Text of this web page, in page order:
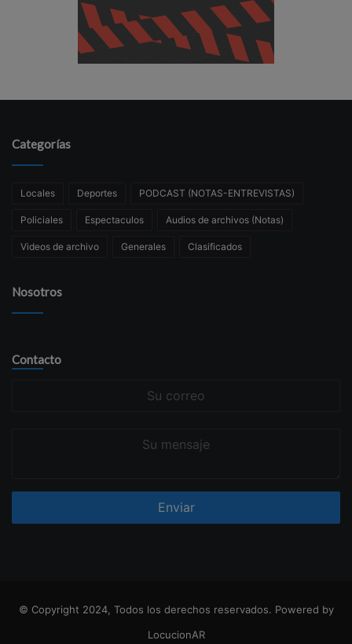
Categorías
Locales Deportes PODCAST (NOTAS-ENTREVISTAS)
Policiales Espectaculos Audios de archivos (Notas)
Videos de archivo Generales Clasificados
Nosotros
Contacto
© Copyright 2024, Todos los derechos reservados. Powered by
LocucionAR